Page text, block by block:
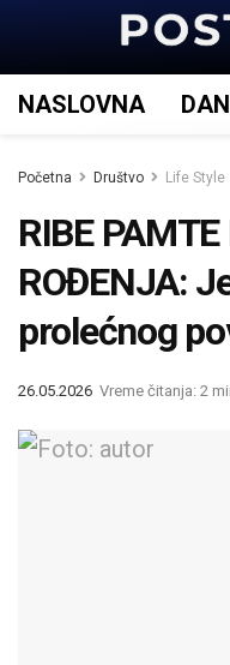
NASLOVNA
Početna Društvo Life Style
RIBE
ROĐENJA:
prolećnog
26.05.2026 Vreme čitanja: 2